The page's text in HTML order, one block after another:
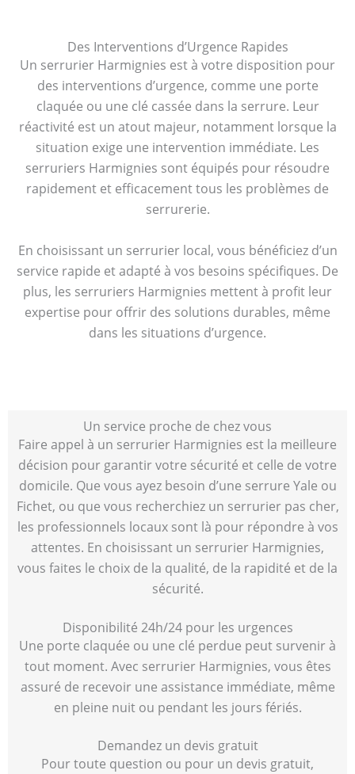
Des Interventions d’Urgence Rapides
Un serrurier Harmignies est à votre disposition pour
des interventions d’urgence, comme une porte
claquée ou une clé cassée dans la serrure. Leur
réactivité est un atout majeur, notamment lorsque la
situation exige une intervention immédiate. Les
serruriers Harmignies sont équipés pour résoudre
rapidement et efficacement tous les problèmes de
serrurerie.
En choisissant un serrurier local, vous bénéficiez d’un
service rapide et adapté à vos besoins spécifiques. De
plus, les serruriers Harmignies mettent à profit leur
expertise pour offrir des solutions durables, même
dans les situations d’urgence.
Un service proche de chez vous
Faire appel à un serrurier Harmignies est la meilleure
décision pour garantir votre sécurité et celle de votre
domicile. Que vous ayez besoin d’une serrure Yale ou
Fichet, ou que vous recherchiez un serrurier pas cher,
les professionnels locaux sont là pour répondre à vos
attentes. En choisissant un serrurier Harmignies,
vous faites le choix de la qualité, de la rapidité et de la
sécurité.
Disponibilité 24h/24 pour les urgences
Une porte claquée ou une clé perdue peut survenir à
tout moment. Avec serrurier Harmignies, vous êtes
assuré de recevoir une assistance immédiate, même
en pleine nuit ou pendant les jours fériés.
Demandez un devis gratuit
Pour toute question ou pour un devis gratuit,